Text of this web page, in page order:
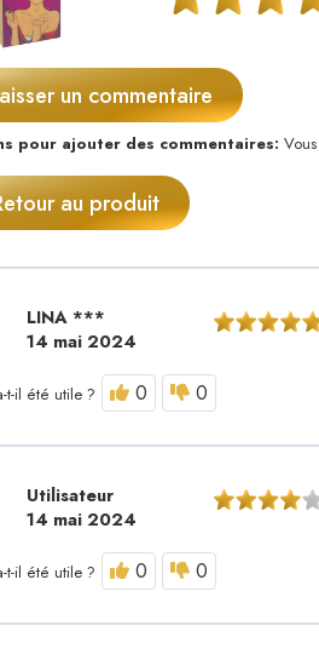
un commentaire
pour ajouter des commentaires:
au produit
LINA ***
14 mai 2024
t-il été utile ? 0 0
Utilisateur
14 mai 2024
t-il été utile ? 0 0